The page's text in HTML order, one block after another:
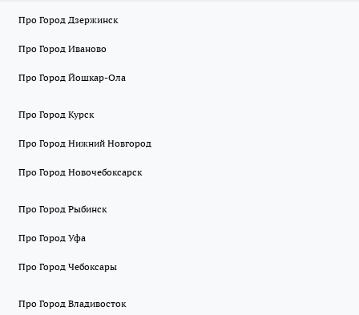
Про Город Дзержинск
Про Город Иваново
Про Город Йошкар-Ола
Про Город Курск
Про Город Нижний Новгород
Про Город Новочебоксарск
Про Город Рыбинск
Про Город Уфа
Про Город Чебоксары
Про Город Владивосток